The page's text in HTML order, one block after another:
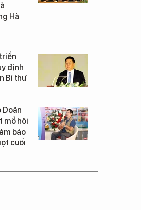
Hà
định
Bí thư
Doãn
mồ hôi
báo
cuối